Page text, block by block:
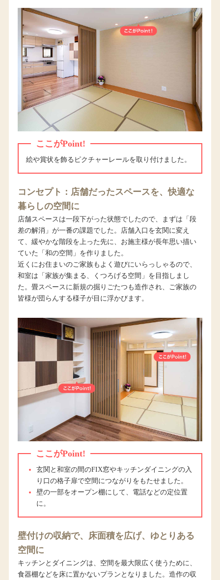
ここがPoint!
絵や賞状を飾るピクチャーレールを取り付けました。
コンセプト：店舗だったスペースを、快適な
暮らしの空間に
店舗スペースは一段下がった状態でしたので、まずは「段
差の解消」が一番の課題でした。店舗入口を玄関に変え
て、緩やかな階段を上った先に、お施主様が長年思い描い
ていた「和の空間」を作りました。
近くにお住まいのご家族もよく遊びにいらっしゃるので、
和室は「家族が集まる、くつろげる空間」を目指しまし
た。畳スペースに新規の掘りごたつも造作され、ご家族の
皆様が団らんする様子が目に浮かびます。
ここがPoint!
玄関と和室の間のFIX窓やキッチンダイニングの入
り口の格子扉で空間につながりをもたせました。
壁の一部をオープン棚にして、電話などの定位置
に。
壁付けの収納で、床面積を広げ、ゆとりある
空間に
キッチンとダイニングは、空間を最大限広く使うために、
食器棚などを床に置かないプランとなりました。造作の収